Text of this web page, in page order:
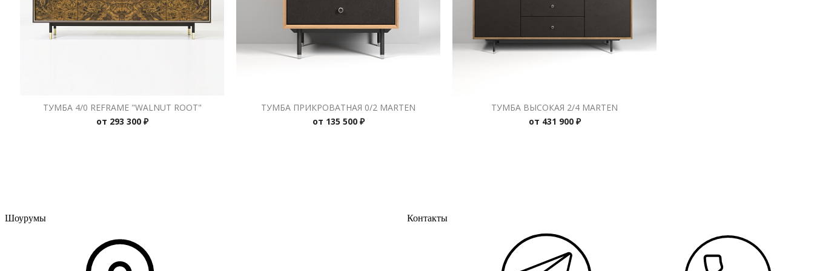
ТУМБА 4/0 REFRAME "WALNUT ROOT"
от 293 300 ₽
ТУМБА ПРИКРОВАТНАЯ 0/2 MARTEN
от 135 500 ₽
ТУМБА ВЫСОКАЯ 2/4 MARTEN
от 431 900 ₽
Контакты
Шоурумы